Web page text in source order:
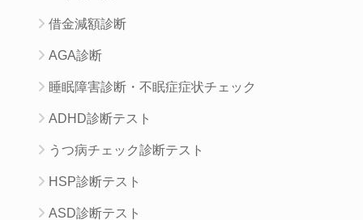
借金減額診断
AGA診断
睡眠障害診断・不眠症症状チェック
ADHD診断テスト
うつ病チェック診断テスト
HSP診断テスト
ASD診断テスト